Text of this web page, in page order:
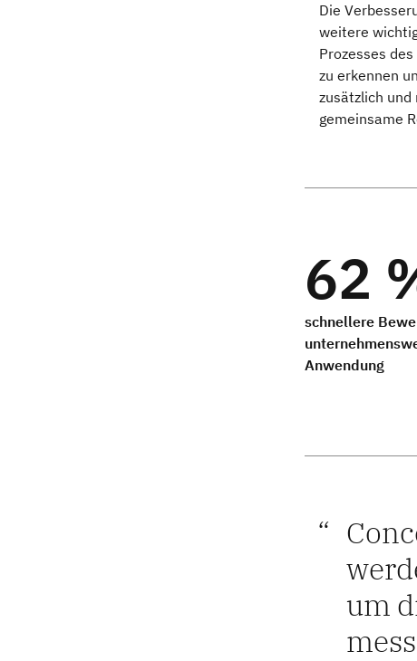
Die
weitere
Prozesses
zu erkennen
zusätzlich und
gemeinsame
62
schnellere
Anwendung
um